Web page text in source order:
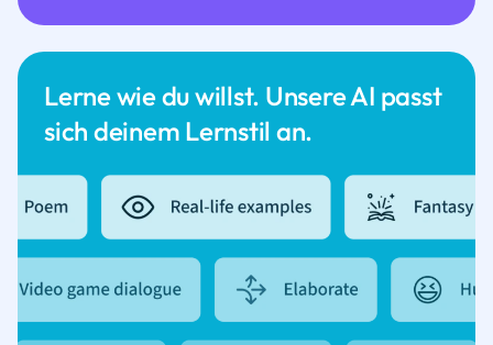
Lerne wie du willst. Unsere AI passt
sich deinem Lernstil an.